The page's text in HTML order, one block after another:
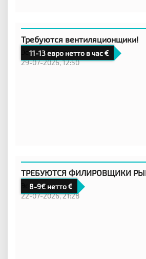
11-13 евро нетто в час
Требуются вентиляционщики!
Эстония,Таллинн
29-07-2026, 12:50
8-9€ нетто
ТРЕБУЮТСЯ ФИЛИРОВЩИКИ
Эстония,
22-07-2026, 21:28